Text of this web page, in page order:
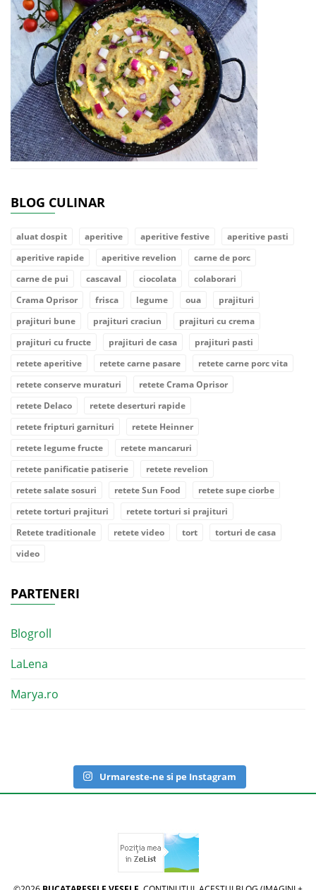
BLOG CULINAR
aluat dospit aperitive aperitive festive
aperitive pasti
aperitive rapide
aperitive revelion
carne de porc
carne de pui
cascaval ciocolata
colaborari
Crama Oprisor
frisca legume oua
prajituri
prajituri bune
prajituri craciun
prajituri cu crema
prajituri cu fructe
prajituri de casa
prajituri pasti
retete aperitive
retete carne pasare
retete carne porc vita
retete conserve muraturi
retete Crama Oprisor
retete Delaco
retete deserturi rapide
retete fripturi garnituri
retete Heinner
retete legume fructe
retete mancaruri
retete panificatie patiserie
retete revelion
retete salate sosuri
retete Sun Food
retete supe ciorbe
retete torturi prajituri
retete torturi si prajituri
Retete traditionale
retete video tort
torturi de casa
video
PARTENERI
Blogroll
LaLena
Marya.ro
Urmareste-ne si pe Instagram